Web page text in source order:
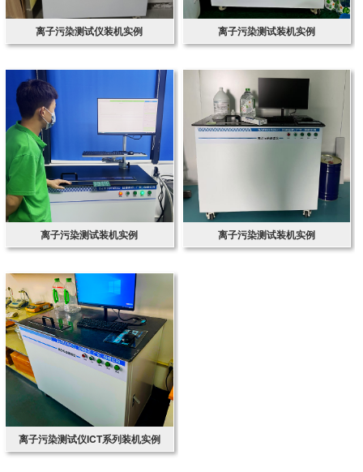
离子污染测试仪装机实例 离子污染测试装机实例
离子污染测试装机实例 离子污染测试装机实例
离子污染测试仪ICT系列装机实例